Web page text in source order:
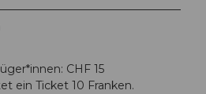
CHF 15
ein Ticket 10 Franken.